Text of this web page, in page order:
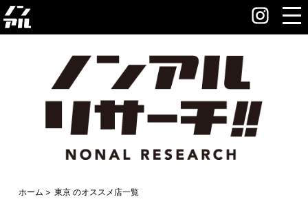
ホーム 東京 のオススメ店一覧